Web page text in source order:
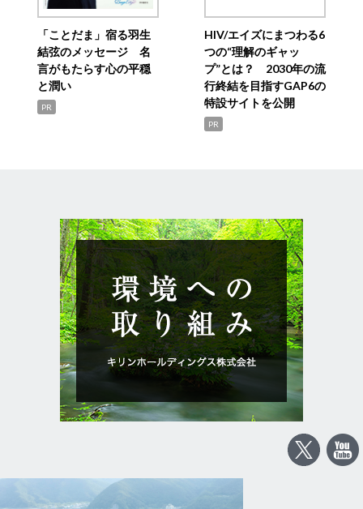
「ことだま」宿る羽生
結弦のメッセージ 名
言がもたらす心の平穏
と潤い
PR
HIV/エイズにまつわる6
つの“理解のギャッ
プ”とは？ 2030年の流
行終結を目指すGAP6の
特設サイトを公開
PR